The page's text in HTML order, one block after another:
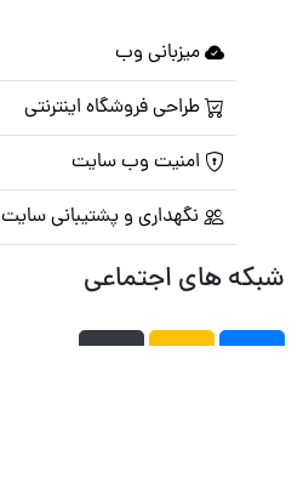
میزبانی وب
طراحی فروشگاه اینترنتی
امنیت وب سایت
نگهداری و پشتیبانی سایت
شبکه های اجتماعی